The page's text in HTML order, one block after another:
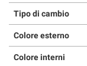
Tipo di cambio
Colore esterno
Colore interni